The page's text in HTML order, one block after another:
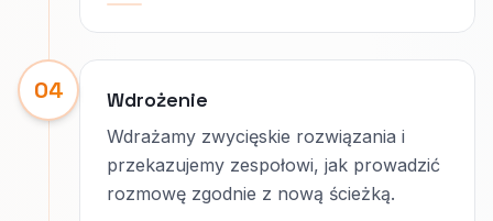
04 Wdrożenie
Wdrażamy zwycięskie rozwiązania i
przekazujemy zespołowi, jak prowadzić
rozmowę zgodnie z nową ścieżką.